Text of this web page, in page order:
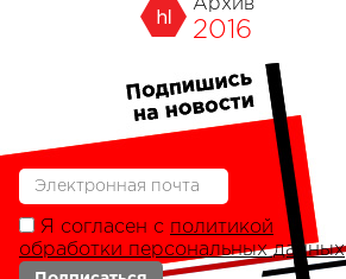
Архив
2016
Я согласен с политикой
обработки персональных данных